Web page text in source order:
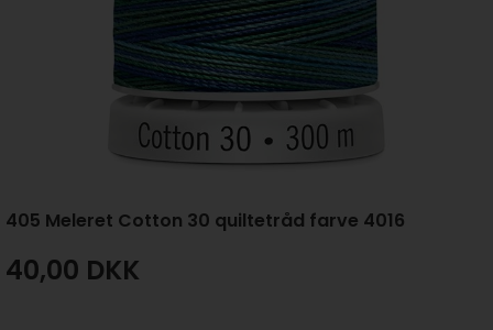
405 Meleret Cotton 30 quiltetråd farve 4016
40,00 DKK